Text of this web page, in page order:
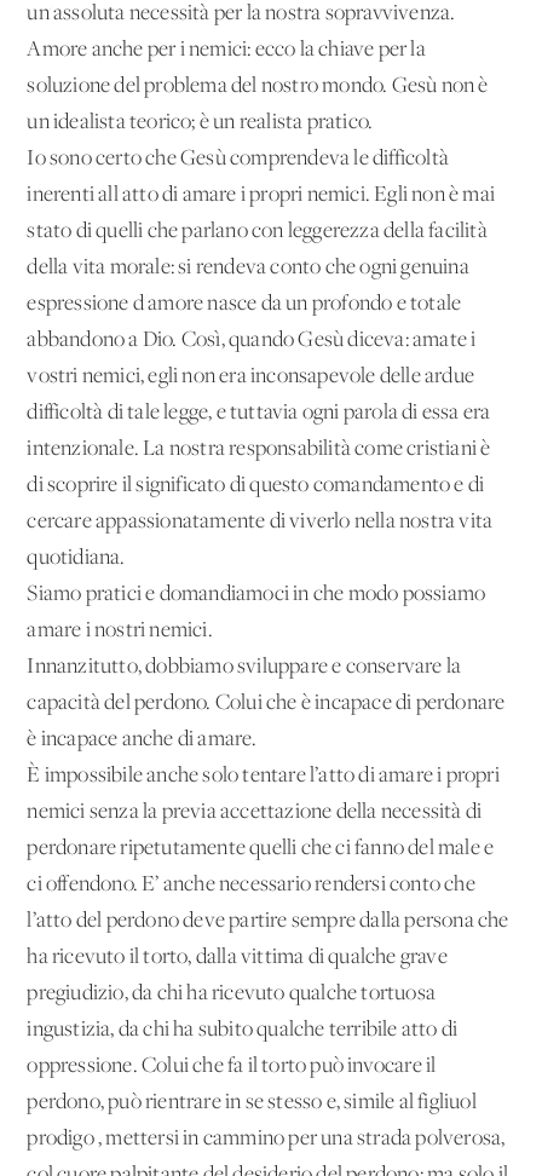
un'assoluta necessità per la nostra sopravvivenza.
Amore anche per i nemici: ecco la chiave per la
soluzione del problema del nostro mondo. Gesù non è
un idealista teorico; è un realista pratico.
Io sono certo che Gesù comprendeva le difficoltà
inerenti all'atto di amare i propri nemici. Egli non è mai
stato di quelli che parlano con leggerezza della facilità
della vita morale: si rendeva conto che ogni genuina
espressione d'amore nasce da un profondo e totale
abbandono a Dio. Così, quando Gesù diceva: amate i
vostri nemici, egli non era inconsapevole delle ardue
difficoltà di tale legge, e tuttavia ogni parola di essa era
intenzionale. La nostra responsabilità come cristiani è
di scoprire il significato di questo comandamento e di
cercare appassionatamente di viverlo nella nostra vita
quotidiana.
Siamo pratici e domandiamoci in che modo possiamo
amare i nostri nemici.
Innanzitutto, dobbiamo sviluppare e conservare la
capacità del perdono. Colui che è incapace di perdonare
è incapace anche di amare.
È impossibile anche solo tentare l’atto di amare i propri
nemici senza la previa accettazione della necessità di
perdonare ripetutamente quelli che ci fanno del male e
ci offendono. E’ anche necessario rendersi conto che
l’atto del perdono deve partire sempre dalla persona che
ha ricevuto il torto, dalla vittima di qualche grave
pregiudizio, da chi ha ricevuto qualche tortuosa
ingustizia, da chi ha subito qualche terribile atto di
oppressione. Colui che fa il torto può invocare il
perdono, può rientrare in se stesso e, simile al figliuol
prodigo , mettersi in cammino per una strada polverosa,